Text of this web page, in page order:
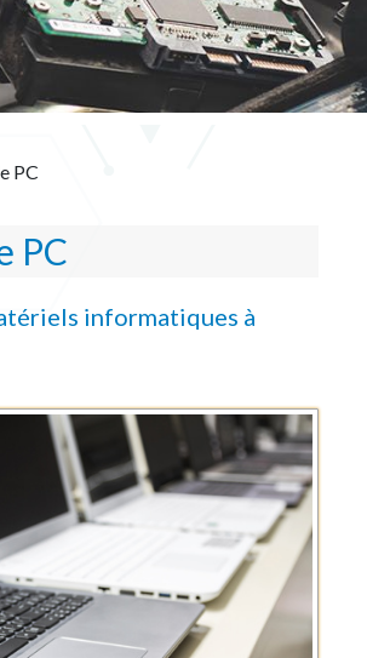
PC
PC
informatiques à